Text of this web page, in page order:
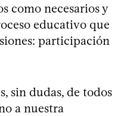
como necesarios y
educativo que
participación
sin dudas, de todos
a nuestra